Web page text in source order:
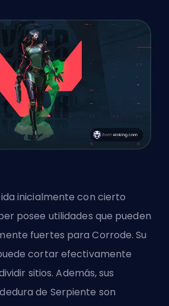
inicialmente con cierto
posee utilidades que pueden
fuertes para Corrode. Su
cortar efectivamente
sitios. Además, sus
de Serpiente son